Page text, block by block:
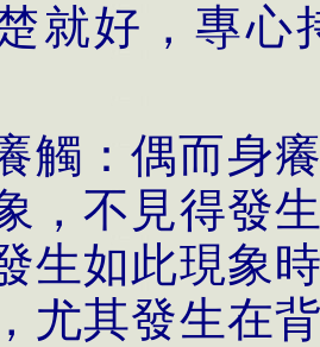
就好，專心
觸：偶而身
，不見得發
生如此現象
尤其發生在